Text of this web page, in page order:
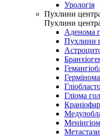
Урологія
Пухлини
Пухлини
Аденома
Пухлини
Гермінома
Гліома